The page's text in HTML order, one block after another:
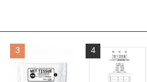
3 4